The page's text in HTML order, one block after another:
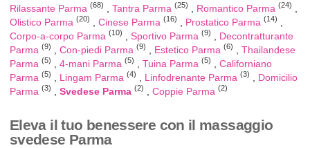
Rilassante Parma (68) Tantra Parma (25) Romantico Parma (24)
Olistico Parma (20) Cinese Parma (16) Prostatico Parma (14)
Corpo-a-corpo Parma (10) Sportivo Parma (9)
Decontratturante
Parma (9) Con-piedi Parma (9) Estetico Parma (6)
Thailandese
Parma (5) 4-mani Parma (5) Tuina Parma (5)
Californiano
Parma (5) Lingam Parma (4) Linfodrenante Parma (3)
Domicilio
Parma (3) Svedese Parma (2) Coppie Parma (2)
Eleva il tuo benessere con il massaggio
svedese Parma